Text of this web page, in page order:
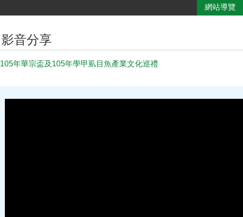
網站導覽
影音分享
105年華宗盃及105年學甲虱目魚產業文化巡禮